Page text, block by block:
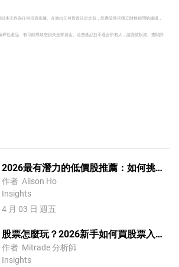
本文作為任何投資依據。在做出任何投資決定之前，您應該尋求獨立財務顧問的建議，
桿性產品，有可能導致您損失全部資金。這些產品並不適合所有人，請謹慎投資。 查閱詳
2026最有潛力的低價股推薦：如何挑選
美股低價潛力股，合理布局2026年股票
投資
作者 Alison Ho
Insights
4 月 03 日 週五
股票怎麼玩？2026新手如何買股票入門
全攻略！
作者 Mitrade 分析師
Insights